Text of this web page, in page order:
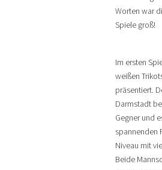
Worten war
Spiele groß!
Im ersten
weißen
präsentiert.
Darmstadt
Gegner und
spannenden
Niveau mit
Beide